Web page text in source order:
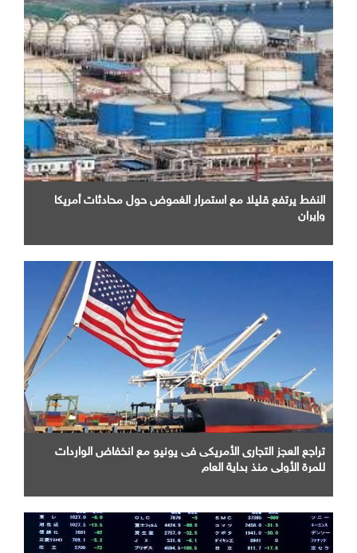
النفط يرتفع قليلا مع استمرار الغموض حول محادثات أمريكا
وإيران
تراجع العجز التجارى الأمريكى فى يونيو مع انخفاض الواردات
للمرة الأولى منذ بداية العام